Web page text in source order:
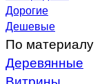
Дорогие
Дешевые
По материалу
Деревянные
Витрины